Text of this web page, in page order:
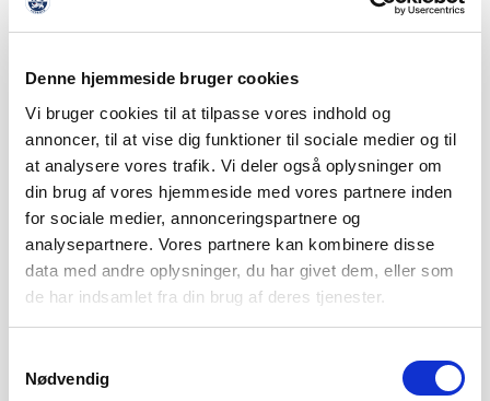
Denne hjemmeside bruger cookies
Vi bruger cookies til at tilpasse vores indhold og
annoncer, til at vise dig funktioner til sociale medier og til
at analysere vores trafik. Vi deler også oplysninger om
din brug af vores hjemmeside med vores partnere inden
for sociale medier, annonceringspartnere og
analysepartnere. Vores partnere kan kombinere disse
data med andre oplysninger, du har givet dem, eller som
de har indsamlet fra din brug af deres tjenester.
Nødvendig